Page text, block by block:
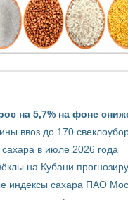
на 5,7% на фоне
ввоз до 170
в июле 2026 года
на Кубани
индексы сахара ПАО